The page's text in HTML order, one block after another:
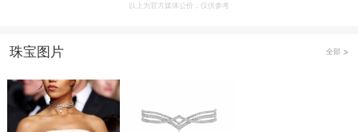
以上为官方媒体公价，仅供参考
珠宝图片 全部